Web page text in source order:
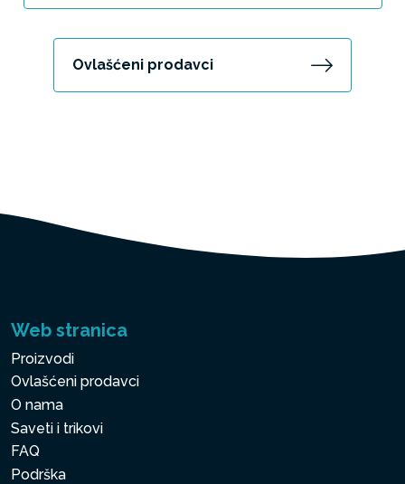
Ovlašćeni prodavci
Web stranica
Proizvodi
Ovlašćeni prodavci
O nama
Saveti i trikovi
FAQ
Podrška